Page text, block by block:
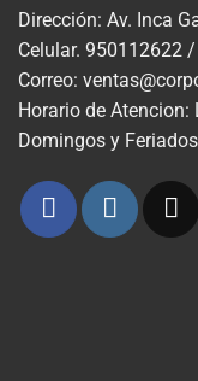
Dirección: Av. Inca
Celular. 950112622
Correo:
Horario de
Domingos y